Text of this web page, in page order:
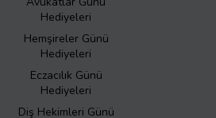
Hediyeleri
Hemşireler Günü
Hediyeleri
Eczacılık Günü
Hediyeleri
Diş Hekimleri Günü